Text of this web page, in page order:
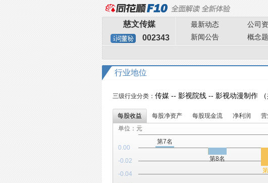
慈文传媒
002343
最新动态 公司
新闻公告
概念
行业地位
三级行业分类： 传媒 -- 影视院线 -- 影视动漫制作
每股收益 每股净资产 每股现金流 净利润 营
单位：元
-0.04
-0.02
0.00
第7名
第8名